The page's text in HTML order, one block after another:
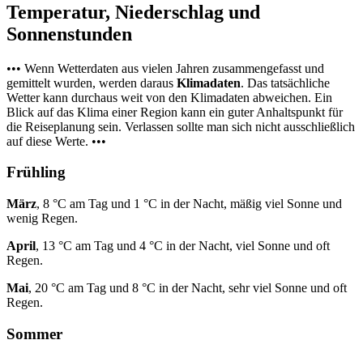
Temperatur, Niederschlag und
Sonnenstunden
••• Wenn Wetterdaten aus vielen Jahren zusammengefasst und
gemittelt wurden, werden daraus Klimadaten. Das tatsächliche
Wetter kann durchaus weit von den Klimadaten abweichen. Ein
Blick auf das Klima einer Region kann ein guter Anhaltspunkt für
die Reiseplanung sein. Verlassen sollte man sich nicht ausschließlich
auf diese Werte. •••
Frühling
März, 8 °C am Tag und 1 °C in der Nacht, mäßig viel Sonne und
wenig Regen.
April, 13 °C am Tag und 4 °C in der Nacht, viel Sonne und oft
Regen.
Mai, 20 °C am Tag und 8 °C in der Nacht, sehr viel Sonne und oft
Regen.
Sommer